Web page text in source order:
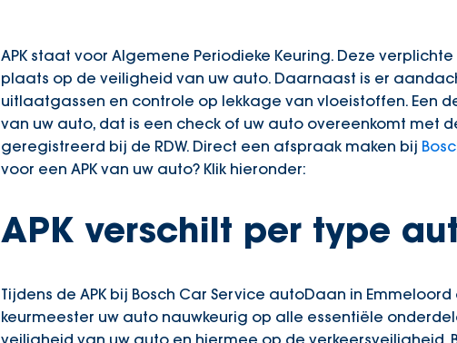
APK staat voor Algemene Periodieke Keuring. Deze
plaats op de veiligheid van uw auto. Daarnaast is er
uitlaatgassen en controle op lekkage van vloeistoffen. Een
van uw auto, dat is een check of uw auto overeenkomt met
geregistreerd bij de RDW. Direct een afspraak maken bij
voor een APK van uw auto? Klik hieronder:
APK verschilt per type
Tijdens de APK bij Bosch Car Service autoDaan in
keurmeester uw auto nauwkeurig op alle essentiële
veiligheid van uw auto en hiermee op de verkeersveiligheid.